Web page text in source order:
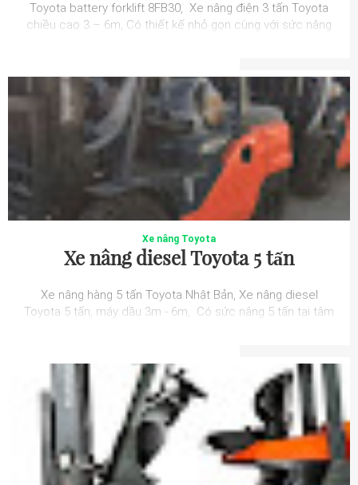
Toyota battery forklift 8FB30, Xe nâng điện 3 tấn Toyota
chiều cao 3 – 6m, Có thiết kế nhỏ gọn cùng với sức nâng
Xe nâng Toyota
Xe nâng diesel Toyota 5 tấn
Xe nâng hàng 5 tấn Toyota Nhật Bản, Xe nâng diesel
Toyota 5 tấn, máy dầu 3m - 6m, Có sức nâng 5 tấn tại tâm